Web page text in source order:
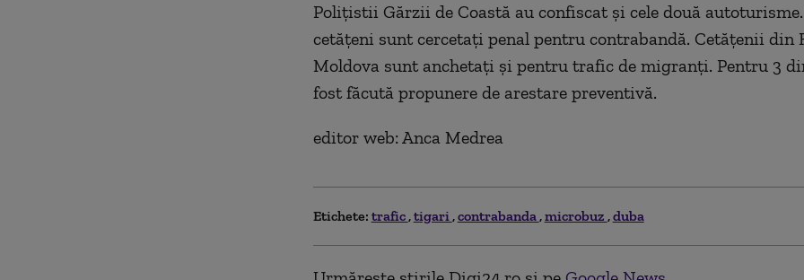
Poliţistii Gărzii de Coastă au confiscat şi cele două
cetăţeni sunt cercetaţi penal pentru contrabandă. Cetăţenii din
Moldova sunt anchetaţi şi pentru trafic de migranţi. Pentru 3
fost făcută propunere de arestare preventivă.
editor web: Anca Medrea
Etichete: trafic tigari contrabanda microbuz duba